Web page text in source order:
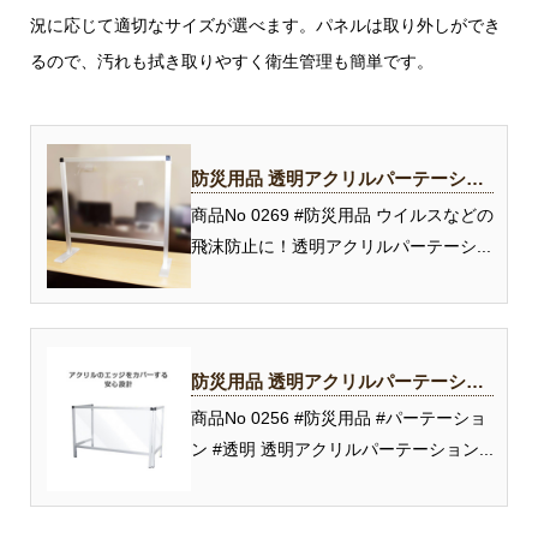
況に応じて適切なサイズが選べます。パネルは取り外しができ
るので、汚れも拭き取りやすく衛生管理も簡単です。
防災用品 透明アクリルパーテーショ
ンスタンド
商品No 0269 #防災用品 ウイルスなどの
飛沫防止に！透明アクリルパーテーシ...
防災用品 透明アクリルパーテーショ
ンスタンド 3面タイプ
商品No 0256 #防災用品 #パーテーショ
ン #透明 透明アクリルパーテーション...